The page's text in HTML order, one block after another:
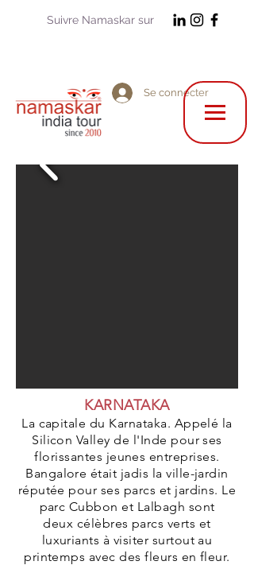
Suivre Namaskar sur
Se connecter
KARNATAKA
La capitale du Karnataka. Appelé la
Silicon Valley de l'Inde pour ses
florissantes jeunes entreprises.
Bangalore était jadis la ville-jardin
réputée pour ses parcs et jardins. Le
parc Cubbon et Lalbagh sont
deux célèbres parcs verts et
luxuriants à visiter surtout au
printemps avec des fleurs en fleur.